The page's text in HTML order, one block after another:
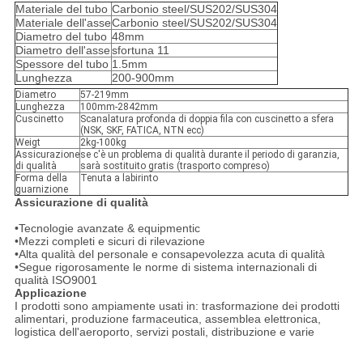
Materiale del tubo Carbonio steel/SUS202/SUS304
Materiale dell'asseCarbonio steel/SUS202/SUS304
Diametro del tubo 48mm
Diametro dell'assesfortuna 11
Spessore del tubo 1.5mm
Lunghezza
200-900mm
Diametro
57-219mm
Lunghezza
100mm-2842mm
Cuscinetto
Scanalatura profonda di doppia fila con cuscinetto a sfera
(NSK, SKF, FATICA, NTN ecc)
Weigt
2kg-100kg
Assicurazione
di qualità
se c'è un problema di qualità durante il periodo di garanzia,
sarà sostituito gratis (trasporto compreso)
Forma della
guarnizione
Tenuta a labirinto
Assicurazione di qualità
•Tecnologie avanzate & equipmentic
•Mezzi completi e sicuri di rilevazione
•Alta qualità del personale e consapevolezza acuta di qualità
•Segue rigorosamente le norme di sistema internazionali di
qualità ISO9001
Applicazione
I prodotti sono ampiamente usati in: trasformazione dei prodotti
alimentari, produzione farmaceutica, assemblea elettronica,
logistica dell'aeroporto, servizi postali, distribuzione e varie